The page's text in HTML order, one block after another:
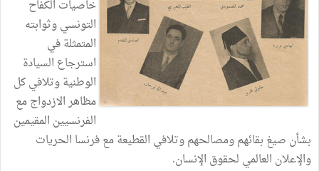
خاصيات الكفاح
التونسيوثوابته
المتمثلةفي
استرجاع السيادة
الوطنيةوتلافيكل
مظاهرالازدواجمع
الفرنسيين المقيمين
بشأن صيغ بقائهمومصالحهموتلافي القطيعةمعفرنسا الحريات
والإعلان العالمي لحقوق الإنسان.